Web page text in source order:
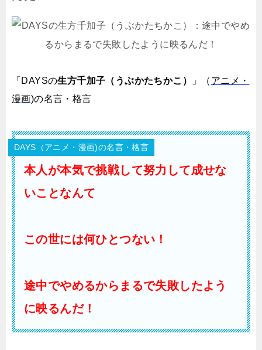
「DAYSの生方千加子（うぶかたちかこ） 」（ アニメ・
漫画)の名言・格言
DAYS（アニメ・漫画)の名言・格言
本人が本気で挑戦して努力して成せな
いことなんて
この世には何ひとつない！
途中でやめるからまるで失敗したよう
に映るんだ！